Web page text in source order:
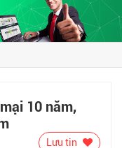
10 năm,
Lưu tin